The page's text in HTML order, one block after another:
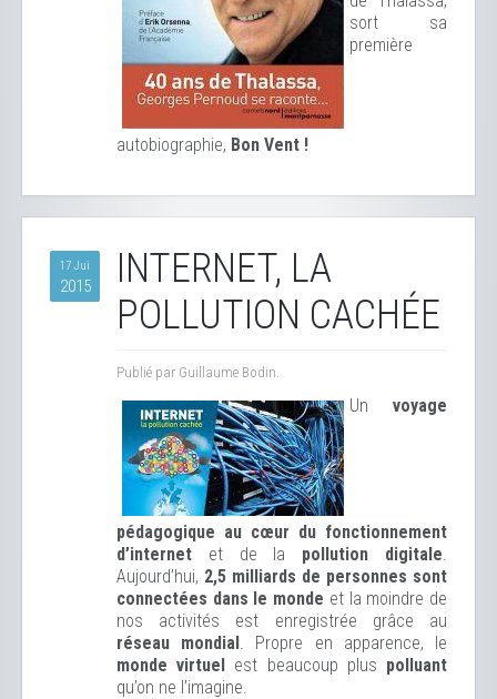
sort sa
première
autobiographie, Bon Vent !
17 Jui
2015
INTERNET, LA
POLLUTION CACHÉE
Publié par Guillaume Bodin.
Un voyage
pédagogique au cœur du fonctionnement
d’internet et de la pollution digitale.
Aujourd’hui, 2,5 milliards de personnes sont
connectées dans le monde et la moindre de
nos activités est enregistrée grâce au
réseau mondial. Propre en apparence, le
monde virtuel est beaucoup plus polluant
qu’on ne l’imagine.